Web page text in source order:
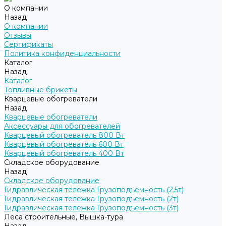
О компании
Назад
О компании
Отзывы
Сертификаты
Политика конфиденциальности
Каталог
Назад
Каталог
Топливные брикеты
Кварцевые обогреватели
Назад
Кварцевые обогреватели
Аксессуары для обогревателей
Кварцевый обогреватель 800 Вт
Кварцевый обогреватель 600 Вт
Кварцевый обогреватель 400 Вт
Складское оборудование
Назад
Складское оборудование
Гидравлическая тележка Грузоподъемность (2,5т)
Гидравлическая тележка Грузоподъемность (2т)
Гидравлическая тележка Грузоподъемность (3т)
Леса строительные, Вышка-тура